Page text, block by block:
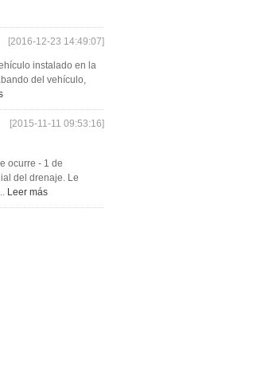
[2016-12-23 14:49:07]
instalado en la
del vehículo,
[2015-11-11 09:53:16]
ocurre - 1 de
del drenaje. Le
Leer más